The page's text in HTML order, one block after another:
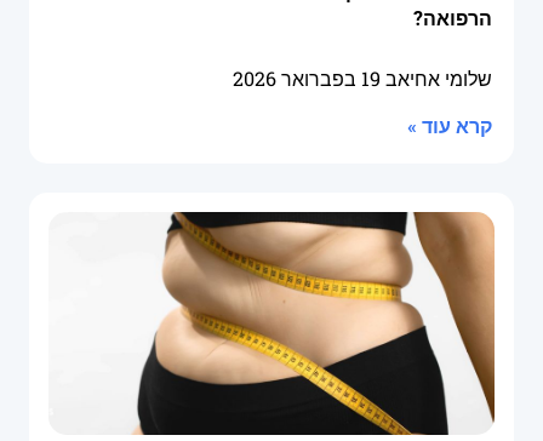
הרפואה?
שלומי אחיאב 19 בפברואר 2026
קרא עוד »